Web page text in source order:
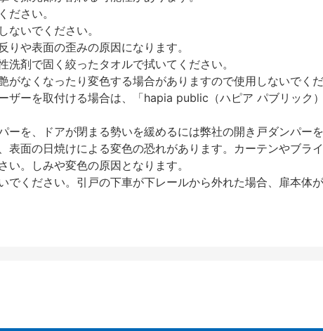
さい。
いでください。
や表面の歪みの原因になります。
剤で固く絞ったタオルで拭いてください。
なくなったり変色する場合がありますので使用しないでく
ーを取付ける場合は、「hapia public（ハピア パブリック
を、ドアが閉まる勢いを緩めるには弊社の開き戸ダンパー
面の日焼けによる変色の恐れがあります。カーテンやブラ
。しみや変色の原因となります。
ください。引戸の下車が下レールから外れた場合、扉本体